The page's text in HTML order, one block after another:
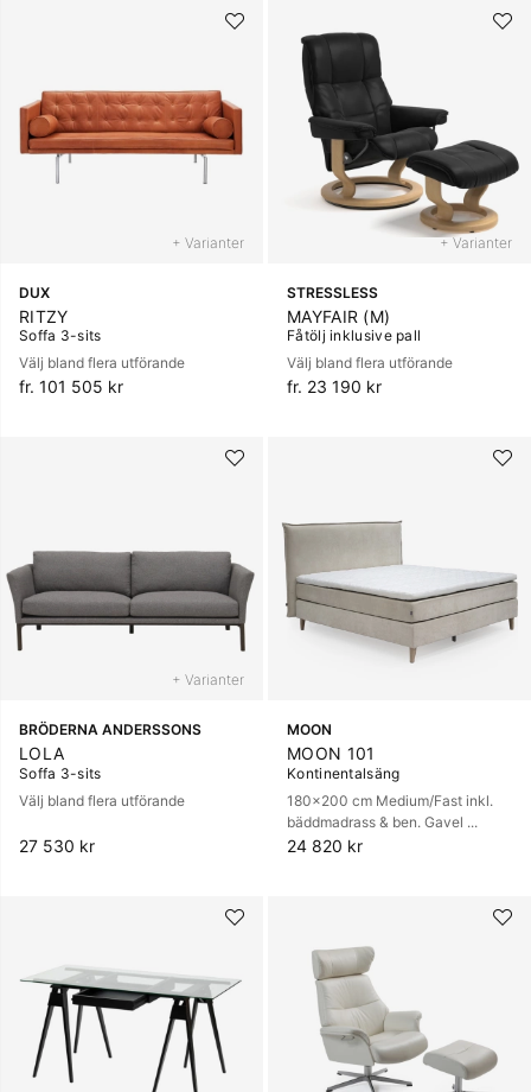
+ Varianter
DUX
RITZY
Soffa 3-sits
Välj bland flera utförande
fr. 101 505 kr
+ Varianter
STRESSLESS
MAYFAIR (M)
Fåtölj inklusive pall
Välj bland flera utförande
fr. 23 190 kr
+ Varianter
BRÖDERNA ANDERSSONS
LOLA
Soffa 3-sits
Välj bland flera utförande
27 530 kr
MOON
MOON 101
Kontinentalsäng
180x200 cm Medium/Fast inkl.
bäddmadrass & ben. Gavel ...
24 820 kr